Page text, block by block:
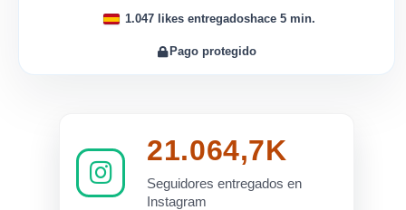
1.047 likes entregadoshace 5 min.
Pago protegido
21.064,7K
Seguidores entregados en
Instagram